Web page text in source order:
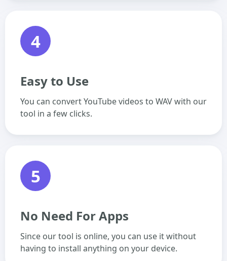
4
Easy to Use
You can convert YouTube videos to WAV with our
tool in a few clicks.
5
No Need For Apps
Since our tool is online, you can use it without
having to install anything on your device.